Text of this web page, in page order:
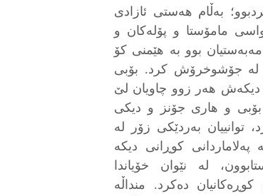
بەڵام هەستی ئازادی
مامۆستا و پۆلەکان و
بوو بە هێمنی کۆ
لە جۆشوخرۆش کرد. بۆبی
دیکەش هەر زوو چاویان لێ
بۆبی و هاری جۆنز و دیکی
توانییان بەردێكی زۆر لە
كوڕانی دیكە
لە نێوان خۆیاندا
دەکرد. منداڵە